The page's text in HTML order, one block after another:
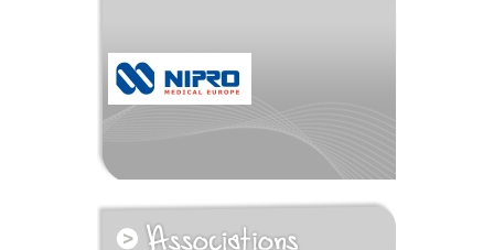
voir tous les partenaires